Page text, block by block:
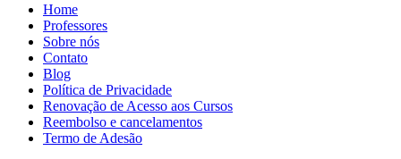
Home
Professores
Sobre nós
Contato
Blog
Política de Privacidade
Renovação de Acesso aos Cursos
Reembolso e cancelamentos
Termo de Adesão